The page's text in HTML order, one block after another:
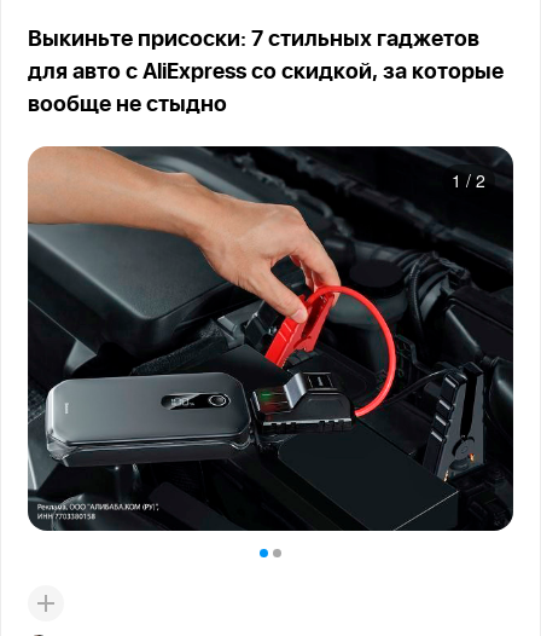
Выкиньте присоски: 7 стильных гаджетов
для авто с AliExpress со скидкой, за которые
вообще не стыдно
1 / 2